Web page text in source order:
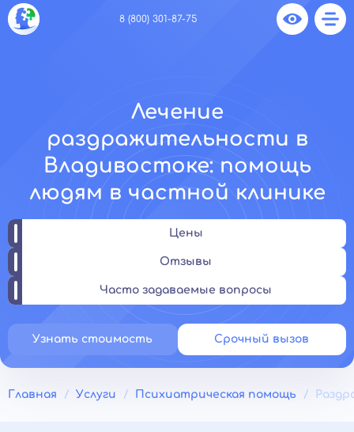
8 (800) 301-87-75
Лечение
раздражительности в
Владивостоке: помощь
людям в частной клинике
Цены
Отзывы
Часто задаваемые вопросы
Узнать стоимость Срочный вызов
Главная Услуги Психиатрическая помощь